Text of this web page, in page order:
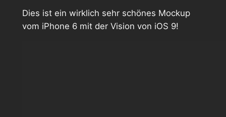
Dies ist ein wirklich sehr schönes Mockup
vom iPhone 6 mit der Vision von iOS 9!